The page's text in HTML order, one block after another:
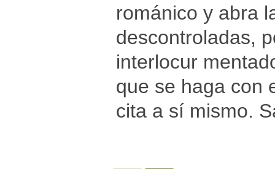
románico y abra
descontroladas,
interlocur
que se haga con
cita a sí mismo.